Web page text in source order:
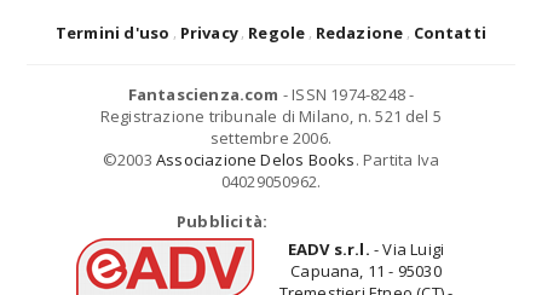
Termini d'uso Privacy Regole Redazione Contatti
Fantascienza.com - ISSN 1974-8248 -
Registrazione tribunale di Milano, n. 521 del 5
settembre 2006.
©2003 Associazione Delos Books. Partita Iva
04029050962.
Pubblicità:
EADV s.r.l. - Via Luigi
Capuana, 11 - 95030